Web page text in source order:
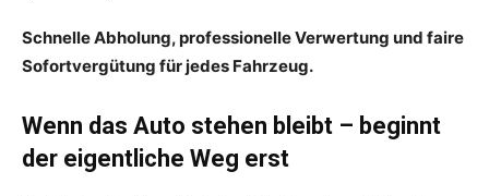
Schnelle Abholung, professionelle Verwertung und faire
Sofortvergütung für jedes Fahrzeug.
Wenn das Auto stehen bleibt – beginnt
der eigentliche Weg erst